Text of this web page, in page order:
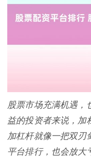
股票市场充满机遇，
益的投资者来说，加
加杠杆就像一把双刃
平台排行，也会放大